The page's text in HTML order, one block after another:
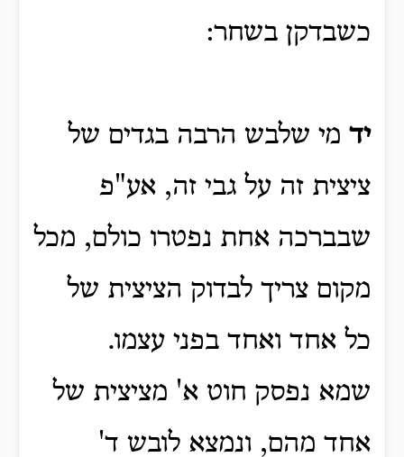
כשבדקן בשחר:
יד מי שלבש הרבה בגדים של
ציצית זה על גבי זה, אע"פ
שבברכה אחת נפטרו כולם, מכל
מקום צריך לבדוק הציצית של
כל אחד ואחד בפני עצמו.
שמא נפסק חוט א' מציצית של
אחד מהם, ונמצא לובש ד'